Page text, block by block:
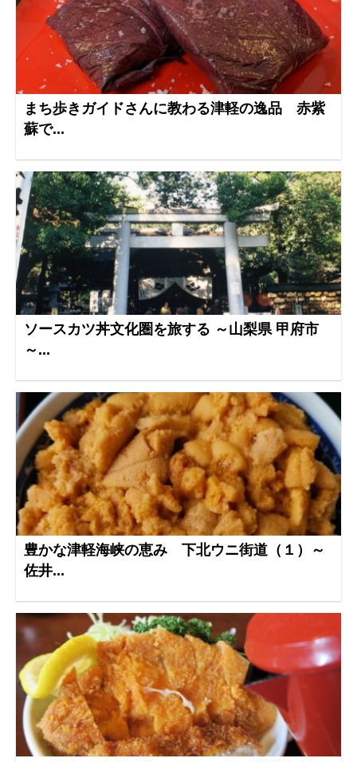
まち歩きガイドさんに教わる津軽の逸品 赤紫
蘇で...
ソースカツ丼文化圏を旅する ～山梨県 甲府市
～...
豊かな津軽海峡の恵み 下北ウニ街道（１）～
佐井...